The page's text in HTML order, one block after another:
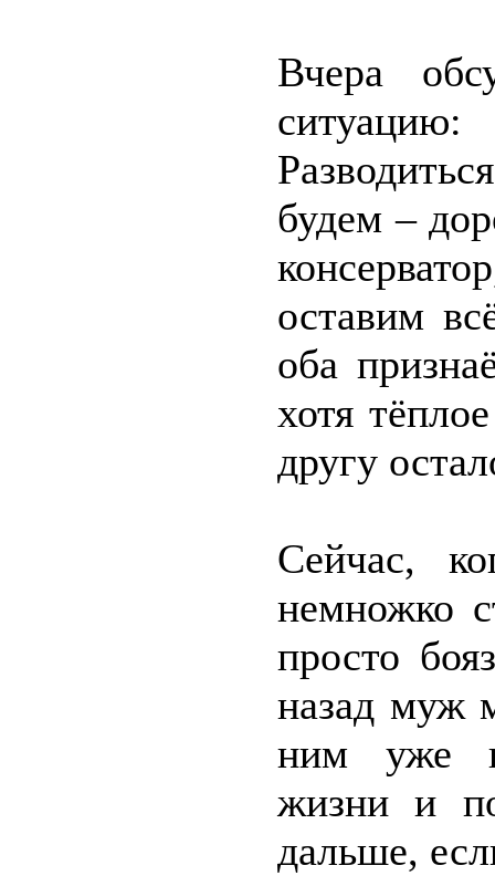
Вчера
будем –
оставим
оба
хотя
другу
Сейчас,
немножко
просто
назад муж
ним уже
жизни и
дальше,